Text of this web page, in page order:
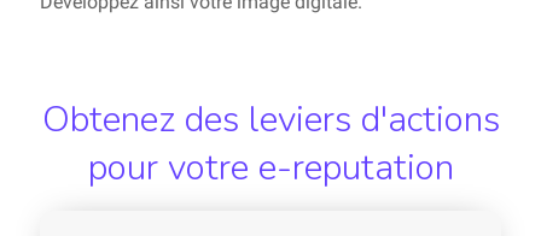
Obtenez des leviers d'actions
pour votre e-reputation